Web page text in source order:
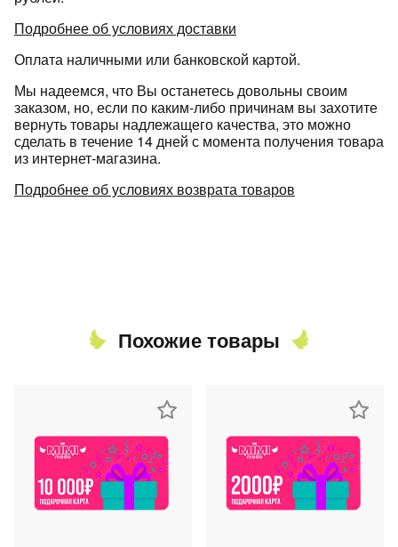
Подробнее об условиях доставки
Оплата наличными или банковской картой.
Мы надеемся, что Вы останетесь довольны своим
заказом, но, если по каким-либо причинам вы захотите
вернуть товары надлежащего качества, это можно
сделать в течение 14 дней с момента получения товара
из интернет-магазина.
Подробнее об условиях возврата товаров
Похожие товары